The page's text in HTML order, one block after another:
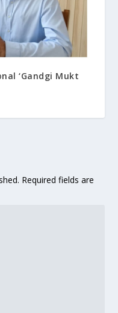
‘Gandgi Mukt
Required fields are